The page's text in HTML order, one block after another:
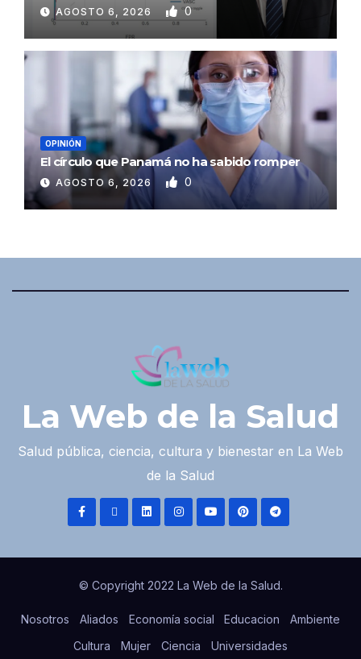
AGOSTO 6, 2026 0
OPINIÓN
El círculo que Panamá no ha sabido romper
AGOSTO 6, 2026 0
La Web de la Salud
Salud pública, ciencia, cultura y bienestar en La Web
de la Salud
© Copyright 2022 La Web de la Salud.
Nosotros Aliados Economía social Educacion
Ambiente
Cultura
Mujer Ciencia Universidades